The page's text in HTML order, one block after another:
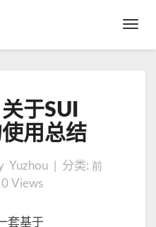
Toggle
原
于
于SUI
用总结
Yuzhou | 分类: 前
Views
套基于